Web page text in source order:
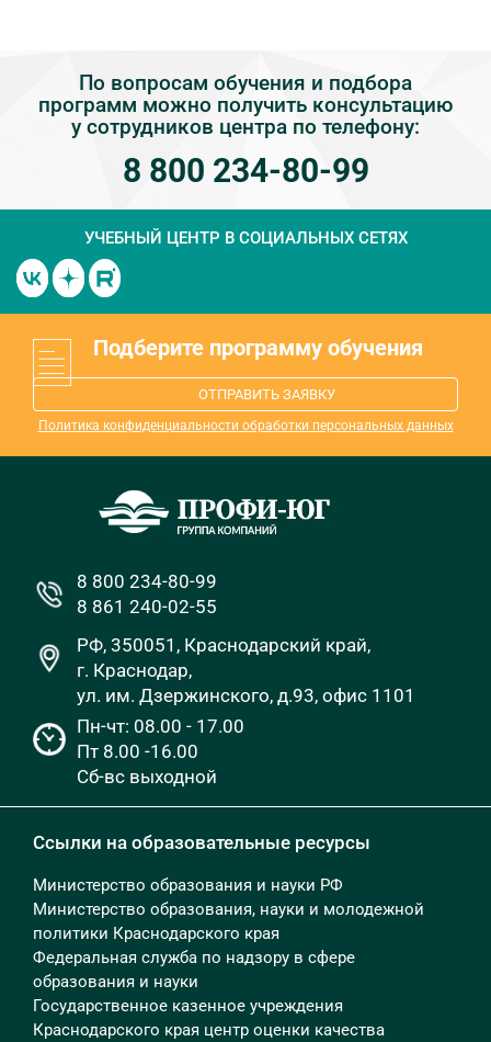
По вопросам обучения и подбора
программ можно получить консультацию
у сотрудников центра по телефону:
8 800 234-80-99
УЧЕБНЫЙ ЦЕНТР В СОЦИАЛЬНЫХ СЕТЯХ
Подберите программу обучения
ОТПРАВИТЬ ЗАЯВКУ
Политика конфиденциальности обработки персональных данных
8 800 234-80-99
8 861 240-02-55
РФ, 350051, Краснодарский край,
г. Краснодар,
ул. им. Дзержинского, д.93, офис 1101
Пн-чт: 08.00 - 17.00
Пт 8.00 -16.00
Сб-вс выходной
Ссылки на образовательные ресурсы
Министерство образования и науки РФ
Министерство образования, науки и молодежной
политики Краснодарского края
Федеральная служба по надзору в сфере
образования и науки
Государственное казенное учреждения
Краснодарского края центр оценки качества